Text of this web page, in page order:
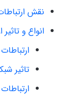
نقش
انواع و
تاثیر